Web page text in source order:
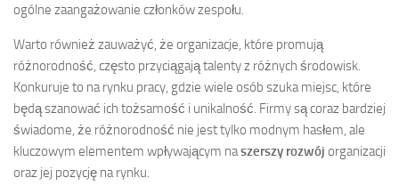
ogólne zaangażowanie członków zespołu.
Warto również zauważyć, że organizacje, które promują
różnorodność, często przyciągają talenty z różnych środowisk.
Konkuruje to na rynku pracy, gdzie wiele osób szuka miejsc, które
będą szanować ich tożsamość i unikalność. Firmy są coraz bardziej
świadome, że różnorodność nie jest tylko modnym hasłem, ale
kluczowym elementem wpływającym naszerszy rozwój organizacji
oraz jej pozycję na rynku.